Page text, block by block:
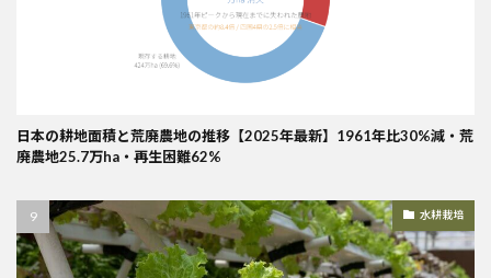
日本の耕地面積と荒廃農地の推移【2025年最新】1961年比30%減・荒
廃農地25.7万ha・再生困難62%
水耕栽培